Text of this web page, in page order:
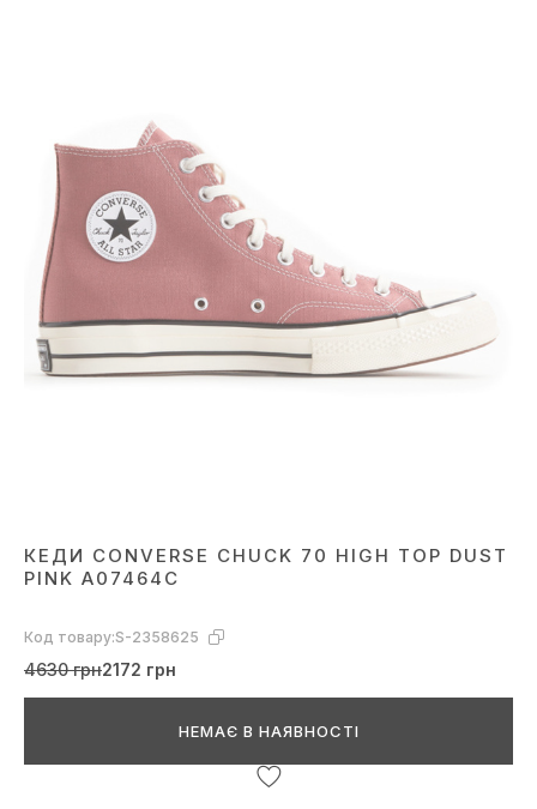
КЕДИ CONVERSE CHUCK 70 HIGH TOP DUST
PINK A07464C
Код товару:S-2358625
4630 грн2172 грн
НЕМАЄ В НАЯВНОСТІ